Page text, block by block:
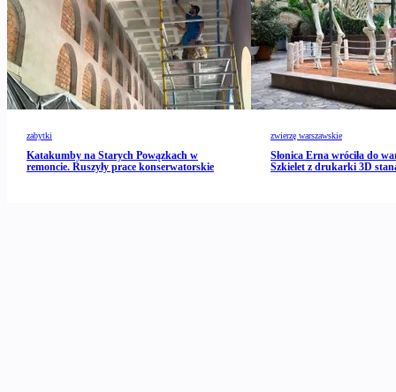
zabytki
Katakumby na Starych Powązkach w
remoncie. Ruszyły prace konserwatorskie
zwierzę warszawskie
Słonica Erna wróciła do
Szkielet z drukarki 3D